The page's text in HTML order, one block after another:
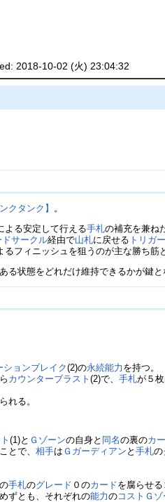
2018-10-02 (火) 23:04:32
クタンク】 。
よる安定して行える手札の補充を兼ね
ドサークル経由で山札に戻せる トリガ
るフィニッシュを狙うのが主な勝ち筋
る状態をどれだけ維持できるかが鍵と
ションブレイク(2)の永続能力 を持つ。
カウンターブラスト(2)で、手札が５
れる。
(1)と Ｇゾーンの自身と 同名の裏のカ
とで、相手は Ｇガーディアン と手札の
の手札のグレード ０のカードを腐らせる
ずとも、それぞれの能力のコスト Ｇ